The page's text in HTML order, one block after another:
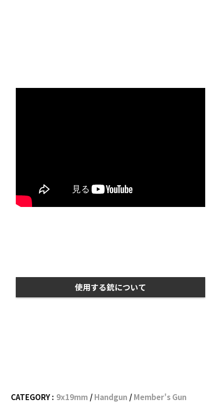
使用する銃について
CATEGORY : 9x19mm Handgun Member's Gun